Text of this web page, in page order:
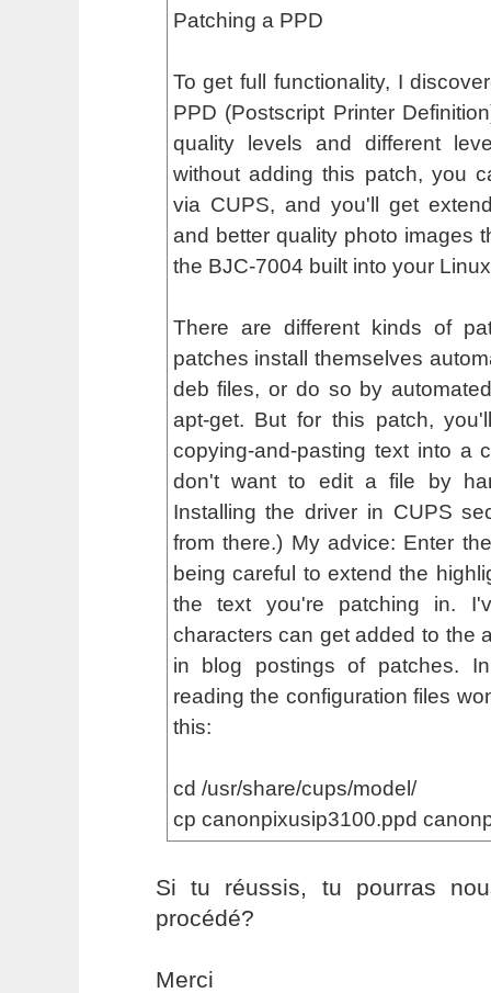
Patching a PPD
To get full functionality, I
PPD (Postscript Printer
quality levels and different
without adding this patch, you
via CUPS, and you'll get
and better quality photo images
the BJC-7004 built into your
There are different kinds of
patches install themselves
deb files, or do so by
apt-get. But for this patch,
copying-and-pasting text into a
don't want to edit a file by
Installing the driver in CUPS
from there.) My advice: Enter
being careful to extend the
the text you're patching in.
characters can get added to the
in blog postings of patches.
reading the configuration files
this:
cd /usr/share/cups/model/
cp canonpixusip3100.ppd
Si tu réussis, tu pourras
procédé?
Merci